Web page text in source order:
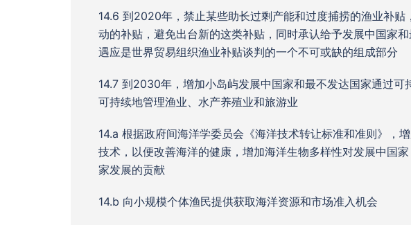
14.6 到2020年，禁止某些助长过剩产能和过度捕捞的渔业补
动的补贴，避免出台新的这类补贴，同时承认给予发展中国家
遇应是世界贸易组织渔业补贴谈判的一个不可或缺的组成部分
14.7 到2030年，增加小岛屿发展中国家和最不发达国家通过
可持续地管理渔业、水产养殖业和旅游业
14.a 根据政府间海洋学委员会《海洋技术转让标准和准则》，
技术，以便改善海洋的健康，增加海洋生物多样性对发展中国
家发展的贡献
14.b 向小规模个体渔民提供获取海洋资源和市场准入机会